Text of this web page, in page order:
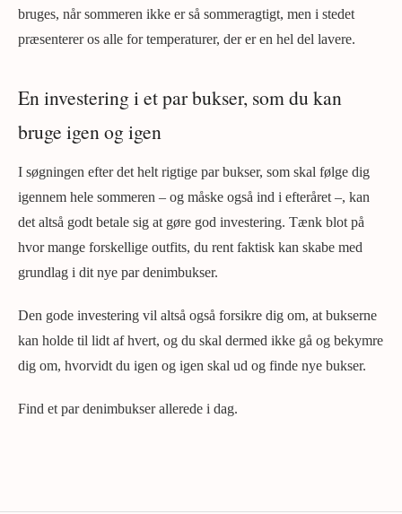
bruges, når sommeren ikke er så sommeragtigt, men i stedet
præsenterer os alle for temperaturer, der er en hel del lavere.
En investering i et par bukser, som du kan
bruge igen og igen
I søgningen efter det helt rigtige par bukser, som skal følge dig
igennem hele sommeren – og måske også ind i efteråret –, kan
det altså godt betale sig at gøre god investering. Tænk blot på
hvor mange forskellige outfits, du rent faktisk kan skabe med
grundlag i dit nye par denimbukser.
Den gode investering vil altså også forsikre dig om, at bukserne
kan holde til lidt af hvert, og du skal dermed ikke gå og bekymre
dig om, hvorvidt du igen og igen skal ud og finde nye bukser.
Find et par denimbukser allerede i dag.